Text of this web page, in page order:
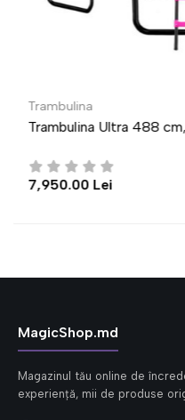
albastr..
MagicShop.md
Magazinul tău online de
experiență, mii de produse